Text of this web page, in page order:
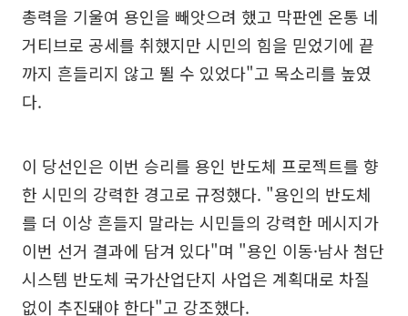
총력을 기울여 용인을 빼앗으려 했고 막판엔 온통 네
거티브로 공세를 취했지만 시민의 힘을 믿었기에 끝
까지 흔들리지 않고 뛸 수 있었다"고 목소리를 높였
다.
이 당선인은 이번 승리를 용인 반도체 프로젝트를 향
한 시민의 강력한 경고로 규정했다. "용인의 반도체
를 더 이상 흔들지 말라는 시민들의 강력한 메시지가
이번 선거 결과에 담겨 있다"며 "용인 이동·남사 첨단
시스템 반도체 국가산업단지 사업은 계획대로 차질
없이 추진돼야 한다"고 강조했다.